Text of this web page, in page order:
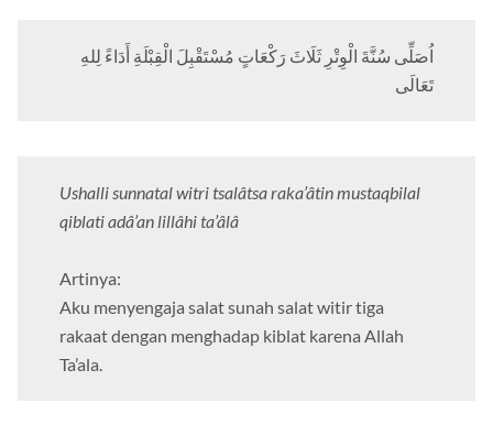
اُصَلِّى سُنَّةَ الْوِتْرِ ثَلَاثَ رَكْعَاتٍ مُسْتَقْبِلَ الْقِبْلَةِ أَدَاءً لِلهِ
تَعَالَى
Ushalli sunnatal witri tsalâtsa raka’âtin mustaqbilal
qiblati adâ’an lillâhi ta’âlâ
Artinya:
Aku menyengaja salat sunah salat witir tiga
rakaat dengan menghadap kiblat karena Allah
Ta’ala.